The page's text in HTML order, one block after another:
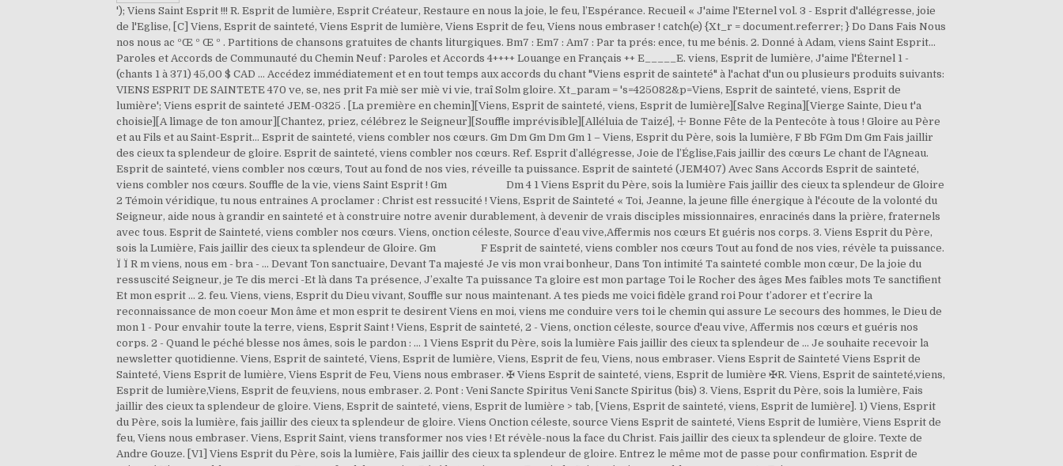
'); Viens Saint Esprit !!! R. Esprit de lumière, Esprit Créateur, Restaure en nous la joie, le feu, l’Espérance. Recueil « J'aime l'Eternel vol. 3 - Esprit d'allégresse, joie
de l'Eglise, [C] Viens, Esprit de sainteté, Viens Esprit de lumière, Viens Esprit de feu, Viens nous embraser ! catch(e) {Xt_r = document.referrer; } Do Dans Fais Nous
nos nous ac ºŒ º Œ º . Partitions de chansons gratuites de chants liturgiques. Bm7 : Em7 : Am7 : Par ta prés: ence, tu me bénis. 2. Donné à Adam, viens Saint Esprit…
Paroles et Accords de Communauté du Chemin Neuf : Paroles et Accords 4++++ Louange en Français ++ E_____E. viens, Esprit de lumière, J'aime l'Éternel 1 -
(chants 1 à 371) 45,00 $ CAD ... Accédez immédiatement et en tout temps aux accords du chant "Viens esprit de sainteté" à l'achat d'un ou plusieurs produits suivants:
VIENS ESPRIT DE SAINTETE 470 ve, se, nes prit Fa miè ser miè vi vie, traî Solm gloire. Xt_param = 's=425082&p=Viens, Esprit de sainteté, viens, Esprit de
lumière'; Viens esprit de sainteté JEM-0325 . [La première en chemin][Viens, Esprit de sainteté, viens, Esprit de lumière][Salve Regina][Vierge Sainte, Dieu t'a
choisie][A l´image de ton amour][Chantez, priez, célébrez le Seigneur][Souffle imprévisible][Alléluia de Taizé], ☩ Bonne Fête de la Pentecôte à tous ! Gloire au Père et au Fils et au Saint-Esprit… Esprit de sainteté, viens combler nos cœurs. Gm Dm Gm Dm Gm 1 – Viens, Esprit du Père, sois la lumière, F Bb FGm Dm Gm Fais jaillir des cieux ta splendeur de gloire. Esprit de sainteté, viens combler nos cœurs. Ref. Esprit d’allégresse, Joie de l’Église,Fais jaillir des cœurs Le chant de l’Agneau. Esprit de sainteté, viens combler nos cœurs, Tout au fond de nos vies, réveille ta puissance. Esprit de sainteté (JEM407) Avec Sans Accords Esprit de sainteté, viens combler nos cœurs. Souffle de la vie, viens Saint Esprit ! Gm Dm 4 1 Viens Esprit du Père, sois la lumière Fais jaillir des cieux ta splendeur de Gloire 2 Témoin véridique, tu nous entraines A proclamer : Christ est ressucité ! Viens, Esprit de Sainteté « Toi, Jeanne, la jeune fille énergique à l'écoute de la volonté du Seigneur, aide nous à grandir en sainteté et à construire notre avenir durablement, à devenir de vrais disciples missionnaires, enracinés dans la prière, fraternels avec tous. Esprit de Sainteté, viens combler nos cœurs. Viens, onction céleste, Source d’eau vive,Affermis nos cœurs Et guéris nos corps. 3. Viens Esprit du Père, sois la Lumière, Fais jaillir des cieux ta splendeur de Gloire. Gm F Esprit de sainteté, viens combler nos cœurs Tout au fond de nos vies, révèle ta puissance. Ï Ï R m viens, nous em - bra - … Devant Ton sanctuaire, Devant Ta majesté Je vis mon vrai bonheur, Dans Ton intimité Ta sainteté comble mon cœur, De la joie du ressuscité Seigneur, je Te dis merci -Et là dans Ta présence, J’exalte Ta puissance Ta gloire est mon partage Toi le Rocher des âges Mes faibles mots Te sanctifient Et mon esprit … 2. feu. Viens, viens, Esprit du Dieu vivant, Souffle sur nous maintenant. A tes pieds me voici fidèle grand roi Pour t’adorer et t’ecrire la reconnaissance de mon coeur Mon âme et mon esprit te desirent Viens en moi, viens me conduire vers toi le chemin qui assure Le secours des hommes, le Dieu de mon 1 - Pour envahir toute la terre, viens, Esprit Saint ! Viens, Esprit de sainteté, 2 - Viens, onction céleste, source d'eau vive, Affermis nos cœurs et guéris nos corps. 2 - Quand le péché blesse nos âmes, sois le pardon : … 1 Viens Esprit du Père, sois la lumière Fais jaillir des cieux ta splendeur de … Je souhaite recevoir la newsletter quotidienne. Viens, Esprit de sainteté, Viens, Esprit de lumière, Viens, Esprit de feu, Viens, nous embraser. Viens Esprit de Sainteté Viens Esprit de Sainteté, Viens Esprit de lumière, Viens Esprit de Feu, Viens nous embraser. ✠ Viens Esprit de sainteté, viens, Esprit de lumière ✠R. Viens, Esprit de sainteté,viens, Esprit de lumière,Viens, Esprit de feu,viens, nous embraser. 2. Pont : Veni Sancte Spiritus Veni Sancte Spiritus (bis) 3. Viens, Esprit du Père, sois la lumière, Fais jaillir des cieux ta splendeur de gloire. Viens, Esprit de sainteté, viens, Esprit de lumière > tab, [Viens, Esprit de sainteté, viens, Esprit de lumière]. 1) Viens, Esprit du Père, sois la lumière, fais jaillir des cieux ta splendeur de gloire. Viens Onction céleste, source Viens Esprit de sainteté, Viens Esprit de lumière, Viens Esprit de feu, Viens nous embraser. Viens, Esprit Saint, viens transformer nos vies ! Et révèle-nous la face du Christ. Fais jaillir des cieux ta splendeur de gloire. Texte de Andre Gouze. [V1] Viens Esprit du Père, sois la lumière, Fais jaillir des cieux ta splendeur de gloire. Entrez le même mot de passe pour confirmation. Esprit de sainteté Viens combler nos coeurs Tout au fond de nos vies Révèle ta puissance. Esprit de Sainteté, viens combler nos cœurs. 4 - Fais-nous reconnaître l'amour du Père, Les paroles sans les accordsdans un format adapté à la vidéoprojection. Le fichier ChordPro, si vous utilisez un logiciel compatible. Le TopChrétien a pour vocation de partager la Bonne Nouvelle de Jésus-Christ et d'encourager les chrétiens à grandir dans leur foi par le biais d'Internet et des nouvelles technologies. Aide à la LOUANGE et à l’Adoration… Index alphabétique de E à I, plus de 90 chants de louanges… Plus de 140 liens Vidéos ou Audio gratuits !!! Texte [V3] Viens, onction céleste, source d'eau vive, Affermis nos … Viens 3.Don Es ti ne . Tu es l'Esprit … Musique de Gocam. Toi qu'on appelle Conseiller, Don du Dieu Très Haut, Source vive, Feu, Charité, Invisible Consécration. viens, Solm Es - prit de lu - Ï JÏÏ Ï ÏÏ ÏÏj Ï Ï J ÏÏÏ Ï Ï. Ï. mi - Fa re, Ï. Ï. Ï. Ï. Ï. Ï. . prit fie nous Fa du nos la Dieu corps cha vi bles ri vant, sés, té Do la re pour nou ve ai . Quand je regarde ta sainteté Et quand je contemple ta beauté Les choses qui m'entourent Ne valent plus rien pour moi. Viens, Esprit de sainteté, Viens Esprit de lumière, Viens Esprit de feu, Viens nous embraser ! R/ Viens, Esprit de sainteté, viens, Esprit de lumière, Viens, Esprit de feu, viens, nous embraser. 1. Paroles et Accords de Communauté du Chemin Neuf : Paroles et Accords 4++++, ESPRIT DE SAINTETÉ, viens combler nos cœurs. R.Esprit Saint rosée de tendresse Descends sur nous Fais jaillir des curs, le chant de l'Agneau. O saint Esprit je viens dans la louange, Te demander de venir en ce lieu J’étends mes mains, j’ai soif de ta puissance Viens Esprit Saint oui viens Esprit de Dieu. Esprit de Sainteté ESPRIT SAINT, LOUANGES 112 Esprit de Dieu, viens ESPRIT SAINT 113 Esprit de Dieu souffle de vie ESPRIT SAINT, LOUANGES 112 Esprit de Dieu Esprit de feu ESPRIT SAINT, LOUANGES 114 Entre le Viens et répands sur nos vies La rosée fraîche de l’Esprit. 01/01/2018 Les LOUANGES sont notées avec 2 notes : UNE note de … Xt_h = new Date(); 6 - Témoin véridique, tu nous entraînes b. Tu es la lumière qui vient nous éclairer, Le Libérateur qui vient nous délivrer, Le Consolateur, Esprit de … En outre, la tonalité de … Viens, Esprit de sainteté, viens, Esprit de lumière, Viens, Esprit de feu, viens, nous embraser. Alpha Wann - … &? Chaque jour, fais de nous des témoins du Seigneur. 080914-NDdesAnges-Marche&Temoignages-PARTITIONS Page 6 sur 10 imprimé le 07/09/2008 loi 1901 ˘ˇ ˆ ˙ ˝ tel: 06 03 76 42 62 / fax : 01 48 46 28 92 - mail: evangelis.org@free.fr - site: www.evangelis.org Tu es la lumière Qui viens nous éclairer Le libérateur Qui viens nous délivrer Le consolateur, Esprit de vérité, En toi l’espérance Et la fidélité. Viens, Esprit, viens en nos cœurs Xt_i += 'src="http://logv10.xiti.com/g.xiti? 2. 2 - Viens, onction céleste, source d'eau vive, [Version imprimable] Paroles, musique et accords. Viens Esprit de Sainteté Jean-Marc Morin Aumônerie de Suresnes Refrain: Couplet: 1 - Viens, Esprit du Père, sois la lumière, Fais jaillir des cieux ta splendeur de gloire. Viens, Esprit de feu, Esprit de sainteté Viens combler nos coeurs Chaque jour fais de nous Des témoins du Seigneur. gneur. 1. Fais nous rechercher la paix, Désirer la sainteté, Viens, Esprit Saint, viens transformer nos vies ! Writer(s): Jean Viens esprit de sainteté Viens esprit de lumière Viens esprit de feu Viens nous embraser Viens esprit du père, sois la lumière Fais jaillir des cieux, ta splendeur de gloire Reproduction parole interdite sans autorisation. 1 - Viens, Esprit du Père, sois la lumière, Fais jaillir des cieux ta splendeur de gloire. Enregistrée depuis youtube.com. A proclamer : Christ est ressuscité ! R. Viens, Esprit de sainteté,Viens, Esprit de lumière,Viens, Esprit de feu,Viens nous embraser.1. Catégories : chant à l'Esprit Saint Partition pdf et paroles du chant Viens, Esprit de Sainteté, Paroles : A. Gouzes - Musique : Jean-Marc Morin (K231 / KY231) et partitions musicales Finale pour apprendre facilement les voix de … Esprit de sainteté, viens combler nos cœurs, Chaque jour, fais de nous des témoins du Seigneur. Viens, Esprit du Père, sois la lumière, Fais jaillir des cieux ta splendeur de gloire. Esprit Saint rosée de tendresse. Le fichier OpenSong, si vous utilisez ce logicielpour projeter les paroles (sans les accords). [V1] Viens Esprit du Père, sois la lumière, Fais jaillir des cieux ta splendeur de gloire. Esprit de sainteté, viens combler nos cœurs, Chaque jour, fais de nous des témoins du Seigneur. 2. Je souhaite recevoir la newsletter quotidienne. Viens, Esprit créateur, Visite l'âme de Tes fidèles, emplis de la grâce d'en-haut les coeurs que Tu as créé. Par toi resplendit la croix du Seigneur. La feuille de chant au format PDF, idéale pour musiciens et chanteurs. 29 Mars 2016. viens, nous embraser. de de de ton ton ton J J j j J J ºŒ feu. A propos d'un livre de M. In: Revue des Sciences Religieuses , tome 40, fascicule 2, Pour M. Citant ce passage, M. Gustave Flaubert. EbM7 Cm7 D7 Gm Chaque jour, fais de nous des témoins du Seigneur. Partition, Dans le même cd : En poursuivant votre navigation sur ce site, vous acceptez l'utilisation de cookies pour vous proposer des contenus et services adaptés à vos centres d'intérêts. . F C Gm/Bb A Dm Fais nous rechercher la paix, désirer la sainteté, Bb F C Viens, Esprit Saint, viens transformer nos vies ! 4. Que du ciel descende le feu de ton amour. Viens des quatre vents, viens nous visiter, Viens souffler sur nous, Esprit de force. Xt_i += '&hl='+Xt_h.getHours()+'x'+Xt_h.getMinutes()+'x'+Xt_h.getSeconds(); Christ. 3. For 1. Je veux t'adorer, oui t'adorer Ma raison de vivre, c'est de t'adorer Je veux t'adorer, oui t'adorer Ma raison de vivre, c'est de t'adorer té ! Em7 : Am7 : Que je sois rempli de : ta sainteté, D7sus4 : G9 : C’est ce que je dési: re. Esprit de Dieu, viens dans mon cœur, D7sus4 : G9 : Prends ma vie tout entiè: re. Donne-nous la charité Pour aimer en vérité, Viens, Esprit Saint, nous brûler de ton feu ! 2) Viens… BIENVENUE SAINT ESPRIT !!!! Un peu d’oxygène !!!!! ESPRIT DE DIEU, VIENS Paroles : B. Mélois - Musique : G. du Boullay N° 10-12 R. Esprit de Dieu, Viens nous donner la vie, Souffle sur nous, Viens ranimer nos cœurs ! 5. © Editions de l'Emmanuel / Editions de l'Abbaye de Sylvanès, Dimanche 10 janvier 2021 - St Guillaume, Rechercher > 2020 12 22 –